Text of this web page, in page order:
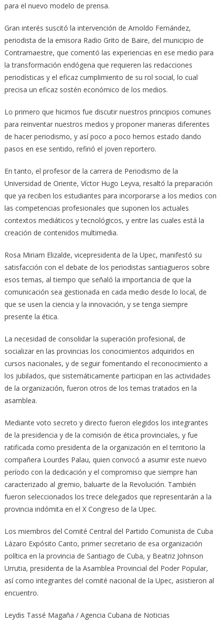
para el nuevo modelo de prensa.
Gran interés suscitó la intervención de Arnoldo Fernández,
periodista de la emisora Radio Grito de Baire, del municipio de
Contramaestre, que comentó las experiencias en ese medio para
la transformación endógena que requieren las redacciones
periodísticas y el eficaz cumplimiento de su rol social, lo cual
precisa un eficaz sostén económico de los medios.
Lo primero que hicimos fue discutir nuestros principios comunes
para reinventar nuestros medios y proponer maneras diferentes
de hacer periodismo, y así poco a poco hemos estado dando
pasos en ese sentido, refirió el joven reportero.
En tanto, el profesor de la carrera de Periodismo de la
Universidad de Oriente, Víctor Hugo Leyva, resaltó la preparación
que ya reciben los estudiantes para incorporarse a los medios con
las competencias profesionales que suponen los actuales
contextos mediáticos y tecnológicos, y entre las cuales está la
creación de contenidos multimedia.
Rosa Miriam Elizalde, vicepresidenta de la Upec, manifestó su
satisfacción con el debate de los periodistas santiagueros sobre
esos temas, al tiempo que señaló la importancia de que la
comunicación sea gestionada en cada medio desde lo local, de
que se usen la ciencia y la innovación, y se tenga siempre
presente la ética.
La necesidad de consolidar la superación profesional, de
socializar en las provincias los conocimientos adquiridos en
cursos nacionales, y de seguir fomentando el reconocimiento a
los jubilados, que sistemáticamente participan en las actividades
de la organización, fueron otros de los temas tratados en la
asamblea.
Mediante voto secreto y directo fueron elegidos los integrantes
de la presidencia y de la comisión de ética provinciales, y fue
ratificada como presidenta de la organización en el territorio la
compañera Lourdes Palau, quien convocó a asumir este nuevo
período con la dedicación y el compromiso que siempre han
caracterizado al gremio, baluarte de la Revolución. También
fueron seleccionados los trece delegados que representarán a la
provincia indómita en el X Congreso de la Upec.
Los miembros del Comité Central del Partido Comunista de Cuba
Lázaro Expósito Canto, primer secretario de esa organización
política en la provincia de Santiago de Cuba, y Beatriz Johnson
Urrutia, presidenta de la Asamblea Provincial del Poder Popular,
así como integrantes del comité nacional de la Upec, asistieron al
encuentro.
Leydis Tassé Magaña / Agencia Cubana de Noticias